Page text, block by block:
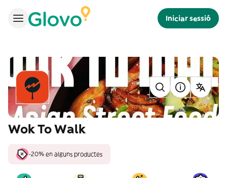
Iniciar sessió
Wok To Walk
-20% en alguns productes